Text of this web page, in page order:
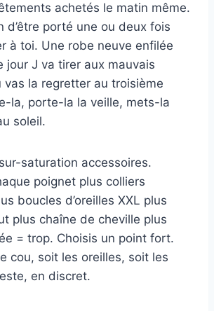
achetés le matin même.
d’être porté une ou deux fois
à toi. Une robe neuve enfilée
jour J va tirer aux mauvais
la regretter au troisième
la, porte-la la veille, mets-la
soleil.
saturation accessoires.
poignet plus colliers
boucles d’oreilles XXL plus
plus chaîne de cheville plus
= trop. Choisis un point fort.
cou, soit les oreilles, soit les
en discret.